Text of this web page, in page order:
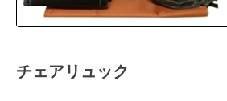
チェアリュック